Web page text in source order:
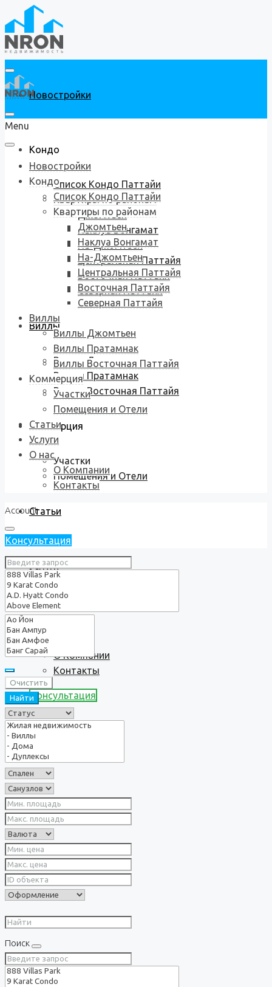
Новостройки
Кондо
Список Кондо Паттайи
Квартиры по районам
Джомтьен
Наклуа Вонгамат
На-Джомтьен
Центральная Паттайя
Восточная Паттайя
Северная Паттайя
Виллы
Виллы Джомтьен
Виллы Пратамнак
Виллы Восточная Паттайя
Коммерция
Участки
Помещения и Отели
Статьи
Услуги
О нас
О Компании
Контакты
Консультация
Menu
Новостройки
Кондо
Список Кондо Паттайи
Квартиры по районам
Джомтьен
Наклуа Вонгамат
На-Джомтьен
Центральная Паттайя
Восточная Паттайя
Северная Паттайя
Виллы
Виллы Джомтьен
Виллы Пратамнак
Виллы Восточная Паттайя
Коммерция
Участки
Помещения и Отели
Статьи
Услуги
О нас
О Компании
Контакты
Account
Консультация
Очистить
Найти
Поиск